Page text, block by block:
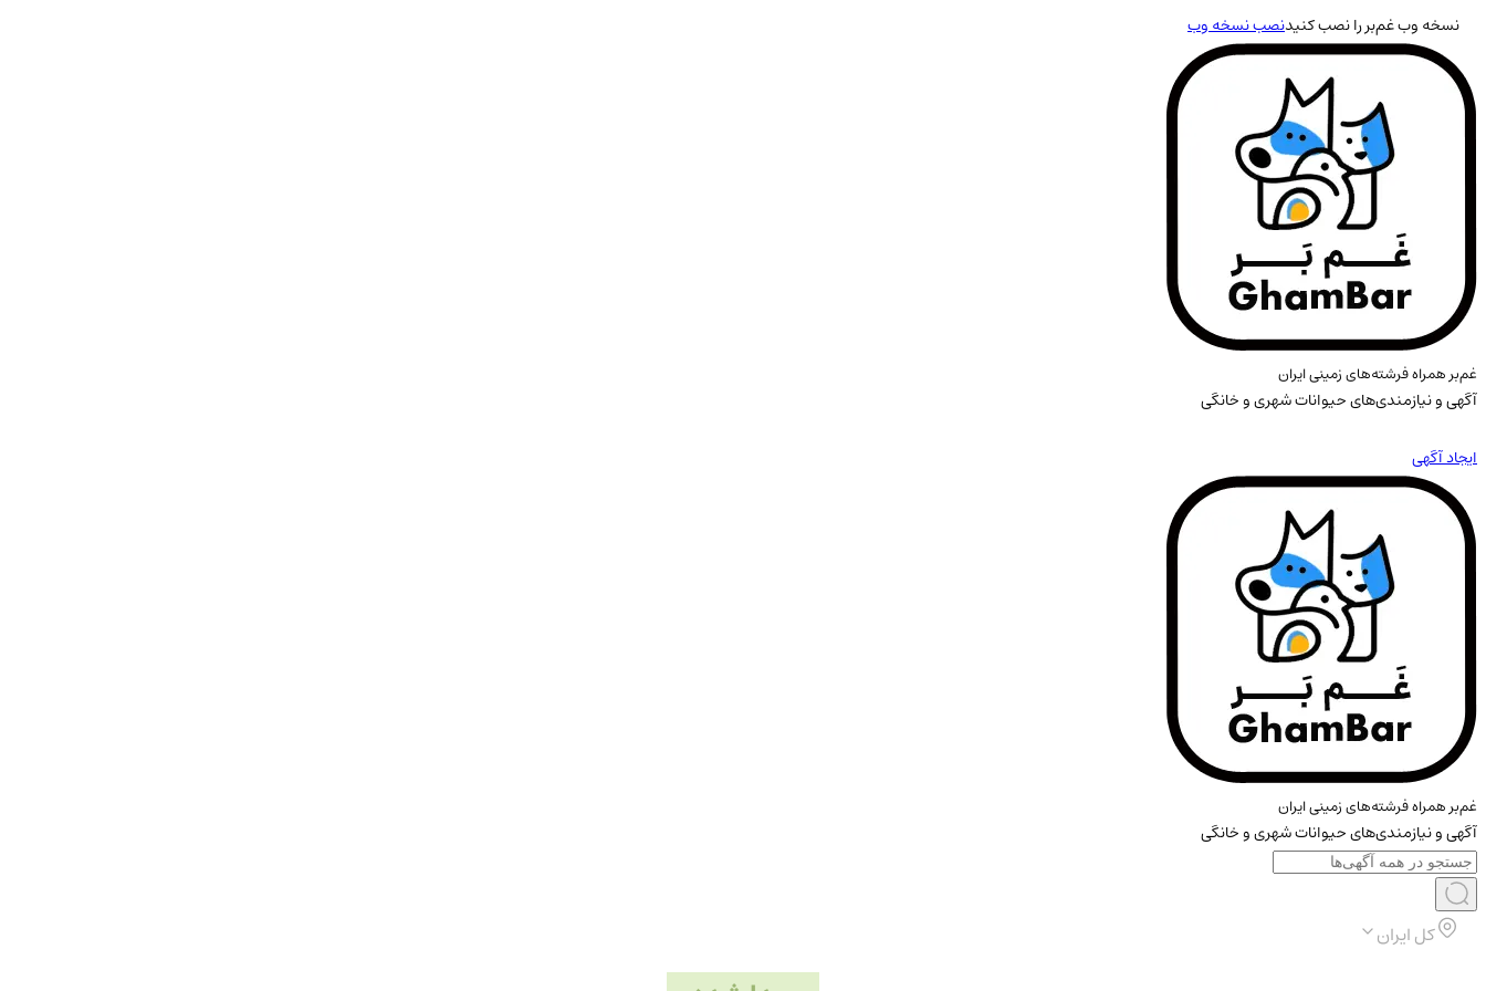
نسخه وب غم‌بر را نصب کنیدنصب نسخه وب
غم‌بر همراه فرشته‌های زمینی ایران
آگهی و نیازمندی‌های حیوانات شهری و خانگی
ایجاد آگهی
غم‌بر همراه فرشته‌های زمینی ایران
آگهی و نیازمندی‌های حیوانات شهری و خانگی
کل ایران